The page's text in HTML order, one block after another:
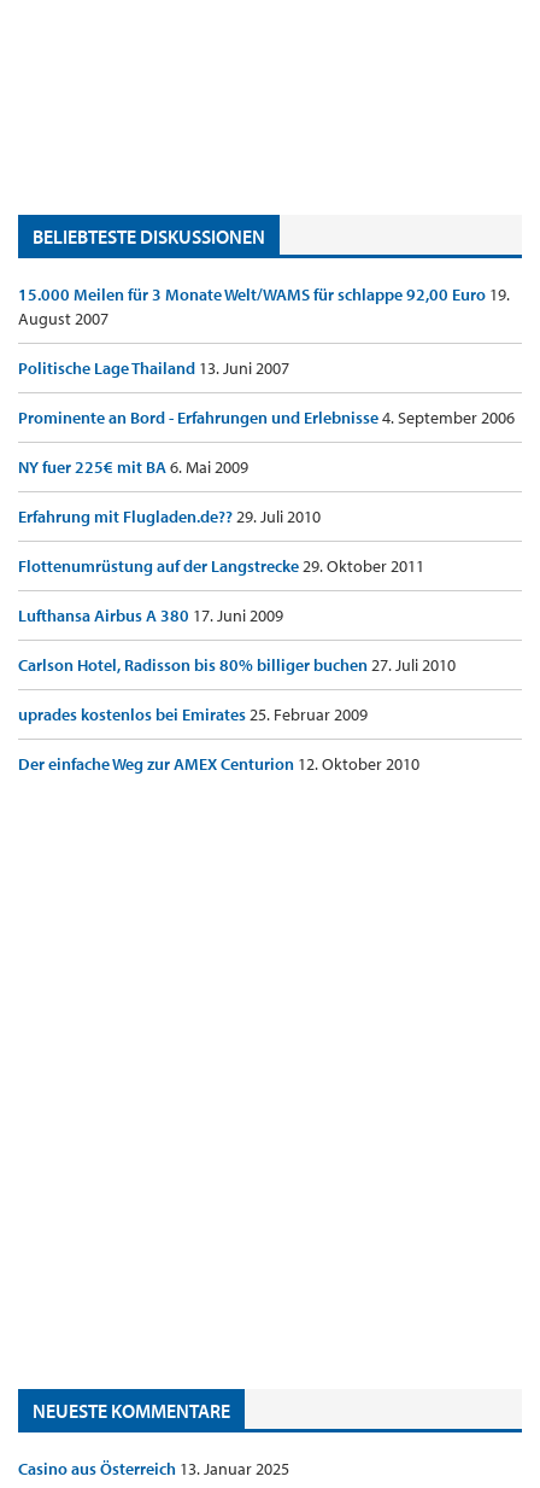
BELIEBTESTE DISKUSSIONEN
15.000 Meilen für 3 Monate Welt/WAMS für schlappe 92,00 Euro 19.
August 2007
Politische Lage Thailand 13. Juni 2007
Prominente an Bord - Erfahrungen und Erlebnisse4. September 2006
NY fuer 225€ mit BA6. Mai 2009
Erfahrung mit Flugladen.de??29. Juli 2010
Flottenumrüstung auf der Langstrecke29. Oktober 2011
Lufthansa Airbus A 380 17. Juni 2009
Carlson Hotel, Radisson bis 80% billiger buchen27. Juli 2010
uprades kostenlos bei Emirates25. Februar 2009
Der einfache Weg zur AMEX Centurion 12. Oktober 2010
NEUESTE KOMMENTARE
Casino aus Österreich 13. Januar 2025